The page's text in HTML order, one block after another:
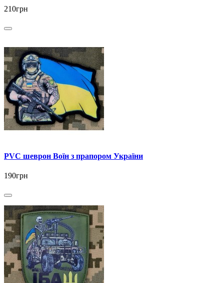
210грн
PVC шеврон Воїн з прапором України
190грн